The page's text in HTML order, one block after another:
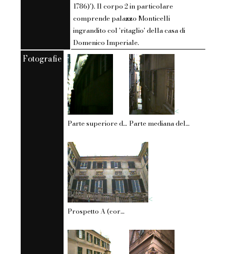
1786)'). Il corpo 2 in particolare
comprende palazzo Monticelli
ingrandito col 'ritaglio' della casa di
Domenico Imperiale.
Fotografie
Parte superiore del prospetto E (corpo 2) su salita della Rondinella.
<
Parte mediana del prospetto E (corpo 2) su salita della Rondinella.
<
Prospetto A (corpo 2) su via Cairoli.